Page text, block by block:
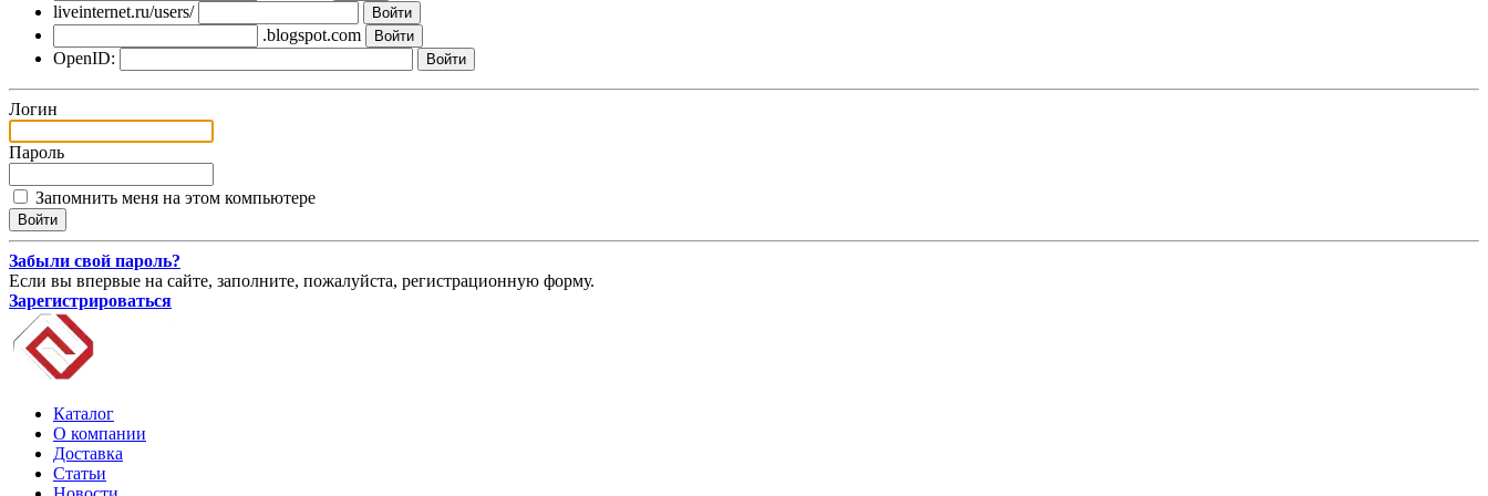
liveinternet.ru/users/
.blogspot.com
OpenID:
Логин
Пароль
Запомнить меня на этом компьютере
Забыли свой пароль?
Если вы впервые на сайте, заполните, пожалуйста, регистрационную форму.
Зарегистрироваться
Каталог
О компании
Доставка
Статьи